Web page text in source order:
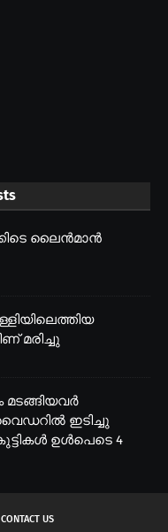
ലൈൻമാൻ
മരിച്ചു
മടങ്ങിയവർ
ഇടിച്ചു
ഉൾപെടെ 4
CONTACT US